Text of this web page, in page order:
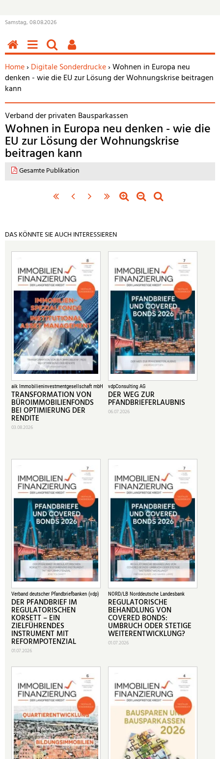
Samstag, 08.08.2026
Sie befinden sich hier:
Home›Digitale Sonderdrucke› Wohnen in Europa neu
denken - wie die EU zur Lösung der Wohnungskrise beitragen
kann
Verband der privaten Bausparkassen
Wohnen in Europa neu denken - wie die
EU zur Lösung der Wohnungskrise
beitragen kann
Gesamte Publikation
SeiteSeite› »
DAS KÖNNTE SIE AUCH INTERESSIEREN
aik Immobilieninvestmentgesellschaft mbH
TRANSFORMATION VON
BÜROIMMOBILIENFONDS
BEI OPTIMIERUNG DER
RENDITE
03.08.2026
vdpConsulting AG
DER WEG ZUR
PFANDBRIEFERLAUBNIS
06.07.2026
Verband deutscher Pfandbriefbanken (vdp)
DER PFANDBRIEF IM
REGULATORISCHEN
KORSETT – EIN
ZIELFÜHRENDES
INSTRUMENT MIT
REFORMPOTENZIAL
01.07.2026
NORD/LB Norddeutsche Landesbank
REGULATORISCHE
BEHANDLUNG VON
COVERED BONDS:
UMBRUCH ODER STETIGE
WEITERENTWICKLUNG?
01.07.2026
HOMEMENÜSUCHEN
BENUTZERFUNKTIONEN